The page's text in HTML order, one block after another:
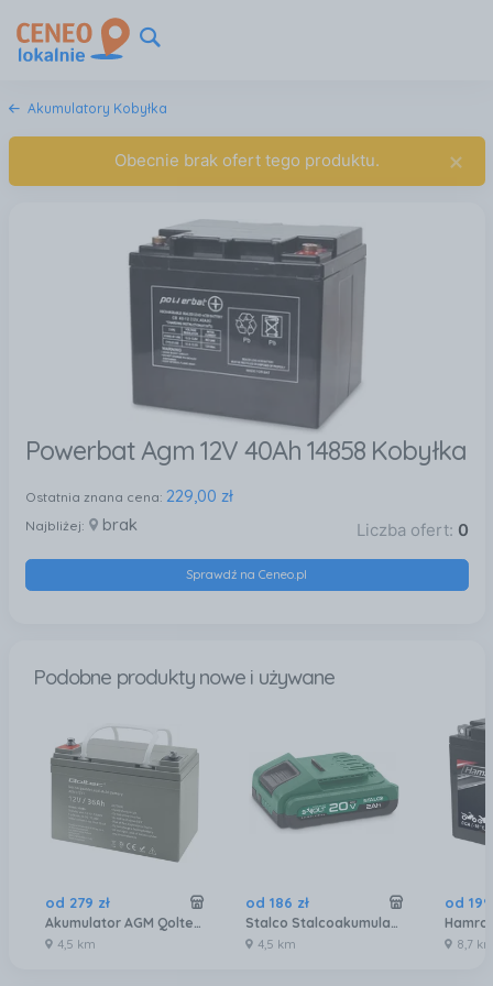
Akumulatory Kobyłka
Obecnie brak ofert tego produktu. ×
Powerbat Agm 12V 40Ah 14858 Kobyłka
Ostatnia znana cena: 229,00 zł
Najbliżej: brak Liczba ofert: 0
Sprawdź na Ceneo.pl
Podobne produkty nowe i używane
od 279 zł
Akumulator AGM Qoltec 12V 36Ah max. 540A
4,5 km
od 186 zł
Stalco Stalcoakumulator 20V 20 Ah Bls202Ah S97381
4,5 km
od 199
8,7